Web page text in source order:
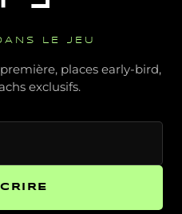
LE JEU
places early-bird,
exclusifs.